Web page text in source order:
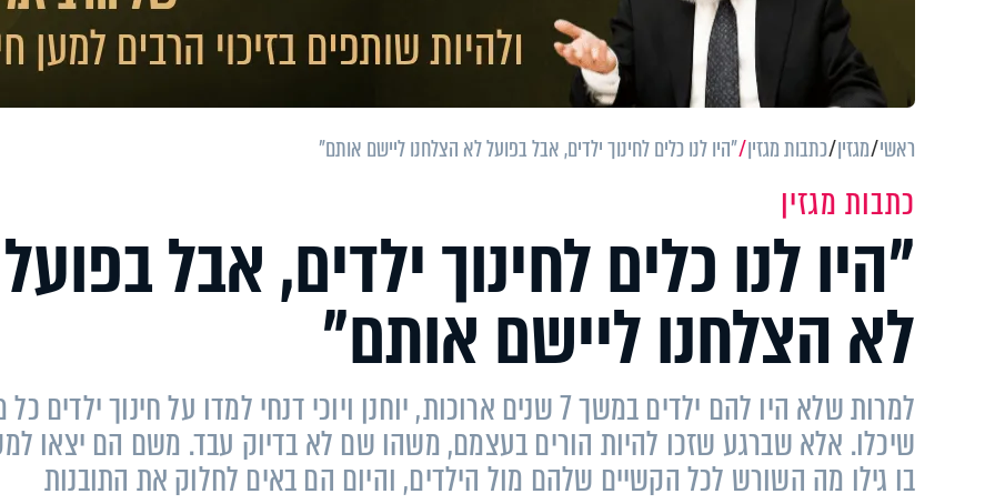
ראשי מגזין כתבות מגזין "היו לנו כלים לחינוך ילדים, אבל בפועל לא הצלחנו ליישם אותם"
כתבות מגזין
"היו לנו כלים לחינוך ילדים, אבל בפועל
לא הצלחנו ליישם אותם"
למרות שלא היו להם ילדים במשך 7 שנים ארוכות, יוחנן ויוכי דנחי למדו על חינוך ילדים
שיכלו. אלא שברגע שזכו להיות הורים בעצמם, משהו שם לא בדיוק עבד. משם הם יצאו
בו גילו מה השורש לכל הקשיים שלהם מול הילדים, והיום הם באים לחלוק את התובנות